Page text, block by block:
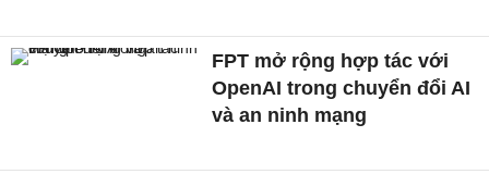
FPT mở rộng hợp tác với
OpenAI trong chuyển đổi AI
và an ninh mạng